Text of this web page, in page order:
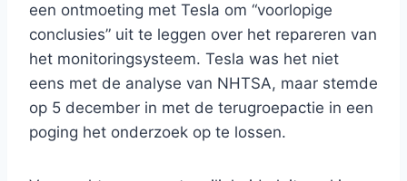
een ontmoeting met Tesla om “voorlopige
conclusies” uit te leggen over het repareren van
het monitoringsysteem. Tesla was het niet
eens met de analyse van NHTSA, maar stemde
op 5 december in met de terugroepactie in een
poging het onderzoek op te lossen.